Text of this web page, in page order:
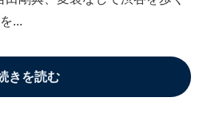
...
きを読む